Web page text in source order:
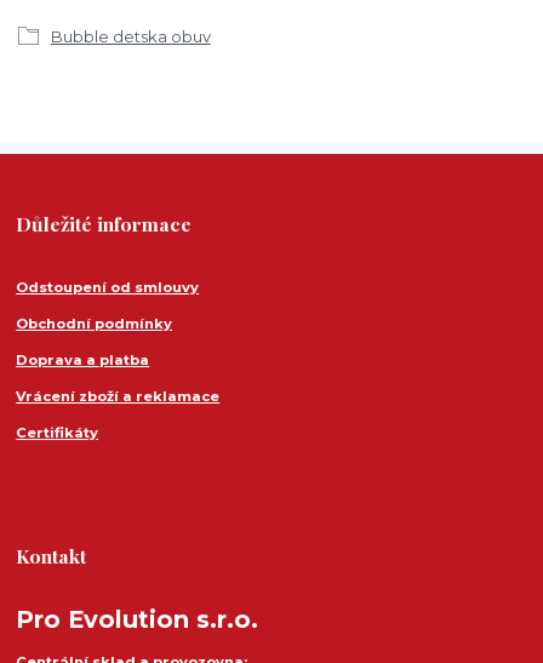
Bubble detska obuv
Důležité informace
Odstoupení od smlouvy
Obchodní podmínky
Doprava a platba
Vrácení zboží a reklamace
Certifikáty
Kontakt
Pro Evolution s.r.o.